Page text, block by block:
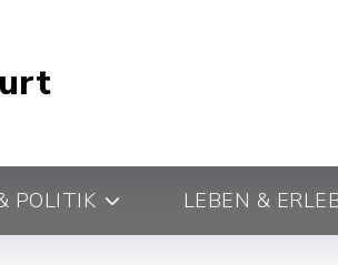
POLITIK LEBEN &